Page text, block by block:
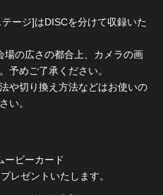
ージ]はDISCを分けて収録いた
の広さの都合上、カメラの画
予めご了承ください。
や切り換え方法などはお使いの
い。
ービーカード
レゼントいたします。